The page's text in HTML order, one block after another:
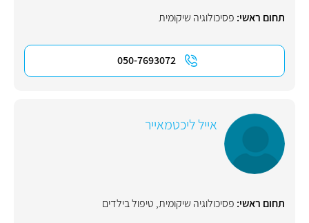
תחום ראשי: פסיכולוגיה שיקומית
050-7693072
אייל ליכטמאייר
תחום ראשי: פסיכולוגיה שיקומית, טיפול בילדים